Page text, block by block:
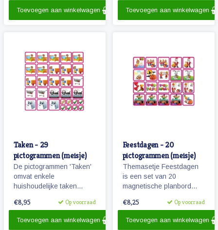
aan de tandarts of kapper.
Toevoegen aan winkelwagen Toevoegen aan winkelwagen
Taken - 29
pictogrammen (meisje)
De pictogrammen 'Taken'
omvat enkele
huishoudelijke taken
helpen.
€8,95 Op voorraad
Toevoegen aan winkelwagen
Feestdagen - 20
pictogrammen (meisje)
Themasetje Feestdagen
is een set van 20
magnetische planbord
€8,25 Op voorraad
Toevoegen aan winkelwagen